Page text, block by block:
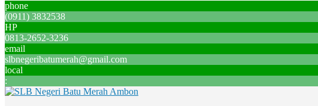
phone
(0911) 3832538
HP
0813-2652-3236
email
slbnegeribatumerah@gmail.com
local
: